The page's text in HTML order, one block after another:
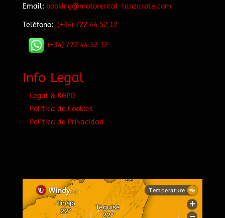
Email: booking@motorental-lanzarote.com
Teléfono: (+34) 722 44 52 12
(+34) 722 44 52 12
Info Legal
Legal & RGPD
Política de Cookies
Política de Privacidad